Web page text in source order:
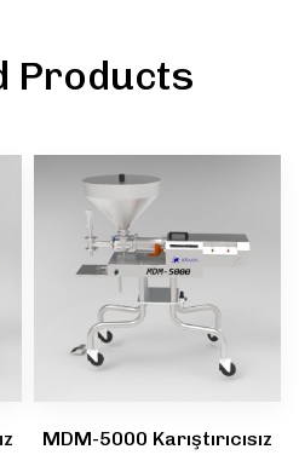
Products
MDM-5000 Karıştırıcısız